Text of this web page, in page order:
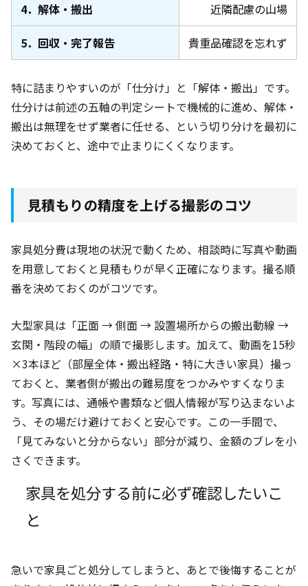
4．解体・搬出 近隣配慮の山場
5．回収・完了報告 貴重品確認を忘れず
特に詰まりやすいのが「仕分け」と「解体・搬出」です。
仕分けは前述の五軸の判定シートで機械的に進め、解体・
搬出は無理をせず業者に任せる、という切り分けを最初に
決めておくと、途中で止まりにくくなります。
見積もりの精度を上げる撮影のコツ
家具処分費は現地の状況で動くため、相談時に写真や動画
を用意しておくと見積もりが早く正確になります。撮る順
番を決めておくのがコツです。
大型家具は「正面 → 側面 → 設置場所からの搬出動線 →
玄関・階段の幅」の順で撮影します。加えて、動画を15秒
×3本ほど（部屋全体・搬出経路・特に大きい家具）撮っ
ておくと、業者側が搬出の難易度をつかみやすくなりま
す。写真には、通帳や書類など個人情報が写り込まないよ
う、その場だけ避けておくと安心です。この一手間で、
「見てみないと分からない」部分が減り、金額のブレを小
さくできます。
家具を処分する前に必ず確認したいこ
と
急いで家具ごと処分してしまうと、あとで後悔することが